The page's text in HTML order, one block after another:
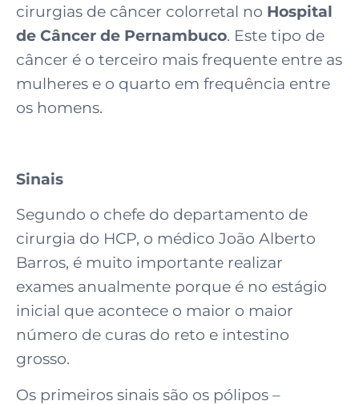
cirurgias de câncer colorretal no Hospital
de Câncer de Pernambuco. Este tipo de
câncer é o terceiro mais frequente entre as
mulheres e o quarto em frequência entre
os homens.
Sinais
Segundo o chefe do departamento de
cirurgia do HCP, o médico João Alberto
Barros, é muito importante realizar
exames anualmente porque é no estágio
inicial que acontece o maior o maior
número de curas do reto e intestino
grosso.
Os primeiros sinais são os pólipos –